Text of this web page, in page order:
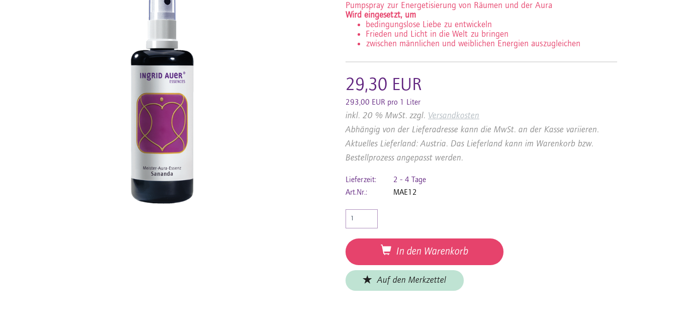
Pumpspray zur Energetisierung von Räumen und der Aura
Wird eingesetzt, um
bedingungslose Liebe zu entwickeln
Frieden und Licht in die Welt zu bringen
zwischen männlichen und weiblichen Energien auszugleichen
29,30 EUR
293,00 EUR pro 1 Liter
inkl. 20 % MwSt. zzgl. Versandkosten
Abhängig von der Lieferadresse kann die MwSt. an der Kasse variieren.
Aktuelles Lieferland: Austria. Das Lieferland kann im Warenkorb bzw.
Bestellprozess angepasst werden.
Lieferzeit:
2 - 4 Tage
Art.Nr.:
MAE12
In den Warenkorb
Auf den Merkzettel